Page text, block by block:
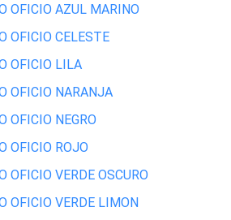
OFICIO AZUL MARINO
OFICIO CELESTE
OFICIO LILA
OFICIO NARANJA
OFICIO NEGRO
OFICIO ROJO
OFICIO VERDE OSCURO
OFICIO VERDE LIMON